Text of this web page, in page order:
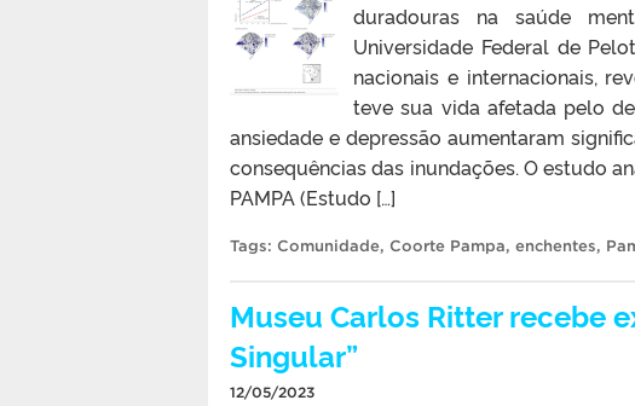
duradouras na saúde
Universidade Federal de
nacionais e internacionais,
teve sua vida afetada pelo
ansiedade e depressão aumentaram
consequências das inundações. O estudo
PAMPA (Estudo […]
Tags: Comunidade, Coorte Pampa, enchentes,
Museu Carlos Ritter recebe
Singular”
12/05/2023